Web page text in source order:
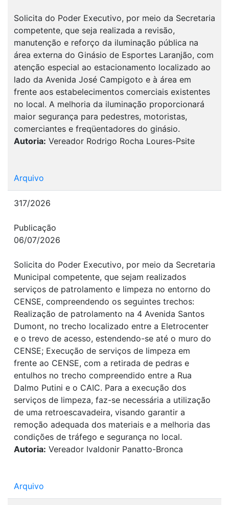
Solicita do Poder Executivo, por meio da Secretaria
competente, que seja realizada a revisão,
manutenção e reforço da iluminação pública na
área externa do Ginásio de Esportes Laranjão, com
atenção especial ao estacionamento localizado ao
lado da Avenida José Campigoto e à área em
frente aos estabelecimentos comerciais existentes
no local. A melhoria da iluminação proporcionará
maior segurança para pedestres, motoristas,
comerciantes e freqüentadores do ginásio.
Autoria: Vereador Rodrigo Rocha Loures-Psite
Arquivo
317/2026
Publicação
06/07/2026
Solicita do Poder Executivo, por meio da Secretaria
Municipal competente, que sejam realizados
serviços de patrolamento e limpeza no entorno do
CENSE, compreendendo os seguintes trechos:
Realização de patrolamento na 4 Avenida Santos
Dumont, no trecho localizado entre a Eletrocenter
e o trevo de acesso, estendendo-se até o muro do
CENSE; Execução de serviços de limpeza em
frente ao CENSE, com a retirada de pedras e
entulhos no trecho compreendido entre a Rua
Dalmo Putini e o CAIC. Para a execução dos
serviços de limpeza, faz-se necessária a utilização
de uma retroescavadeira, visando garantir a
remoção adequada dos materiais e a melhoria das
condições de tráfego e segurança no local.
Autoria: Vereador Ivaldonir Panatto-Bronca
Arquivo